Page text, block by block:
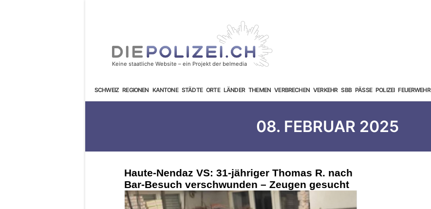
SCHWEIZ REGIONEN KANTONE STÄDTE ORTE LÄNDER THEMEN VERBRECHEN VERKEHR SBB PÄSSE POLIZEI FEUERWEHR
08. FEBRUAR 2025
Haute-Nendaz VS: 31-jähriger Thomas R. nach
Bar-Besuch verschwunden – Zeugen gesucht